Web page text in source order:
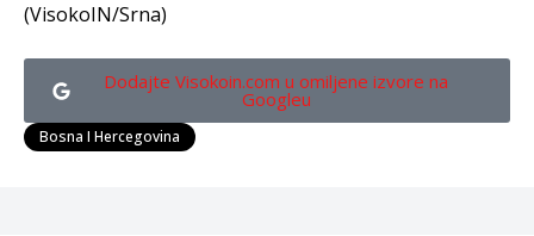
(VisokoIN/Srna)
Dodajte Visokoin.com u omiljene izvore na
Googleu
Bosna I Hercegovina